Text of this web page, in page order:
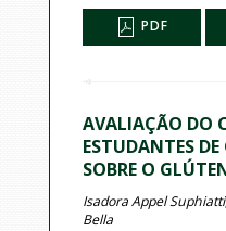
PDF
AVALIAÇÃO DO
ESTUDANTES
SOBRE O
Isadora Appel
Bella